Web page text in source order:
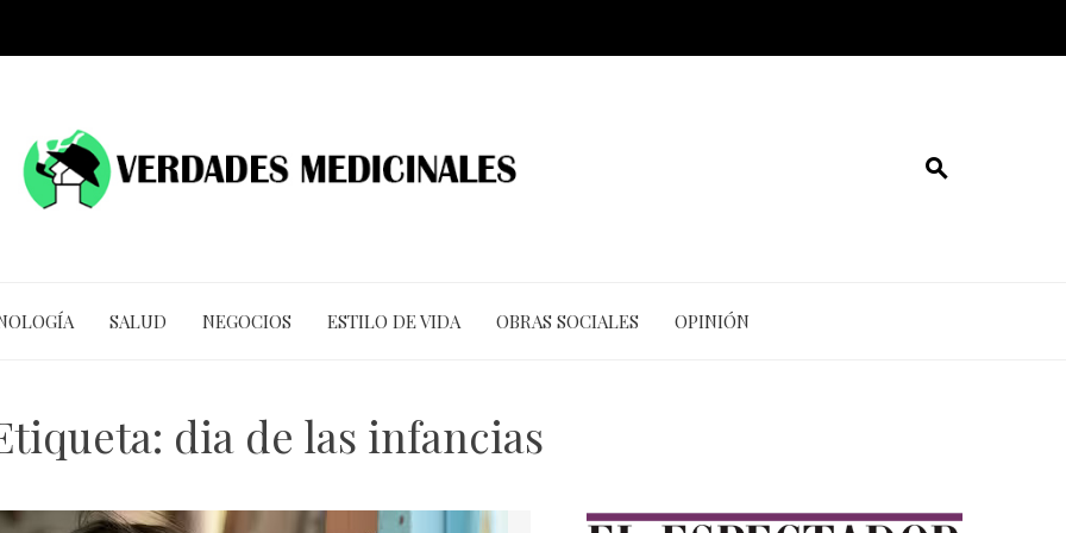
SALUD NEGOCIOS ESTILO DE VIDA OBRAS SOCIALES OPINIÓN
dia de las infancias